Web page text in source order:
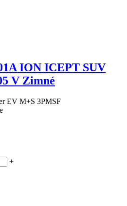
ION ICEPT SUV
V Zimné
EV M+S 3PMSF
+